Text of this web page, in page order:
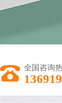
全国咨询